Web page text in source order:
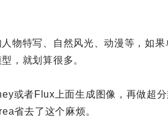
物特写、自然风光、动漫等，如
，就划算很多。
或者Flux上面生成图像，再做超
省去了这个麻烦。